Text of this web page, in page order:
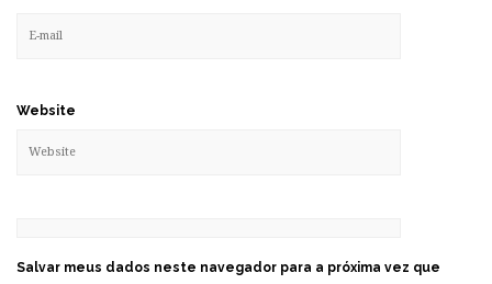
Website
Salvar meus dados neste navegador para a próxima vez que